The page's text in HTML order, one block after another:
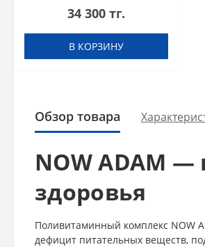
34 300 тг.
В КОРЗИНУ
Обзор товара
NOW ADAM
здоровья
Поливитаминный комплекс NOW
дефицит питательных веществ,